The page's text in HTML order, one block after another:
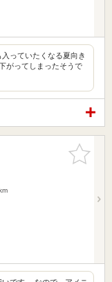
っていたくなる夏向き
がってしまったそうで
お気に入
りに追加